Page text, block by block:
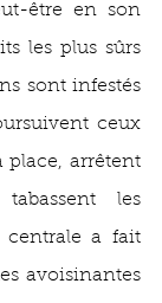
être en son
les plus sûrs
sont infestés
ceux
place, arrêtent
les
centrale a fait
avoisinantes